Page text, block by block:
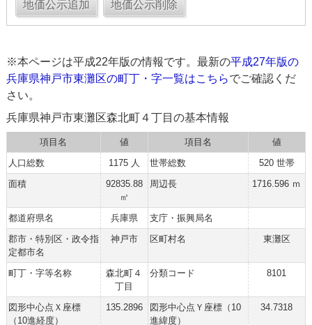
※本ページは平成22年版の情報です。最新の平成27年版の
兵庫県神戸市東灘区の町丁・字一覧はこちらでご確認くだ
さい。
兵庫県神戸市東灘区森北町４丁目の基本情報
項目名 値 項目名
値
人口総数
1175 人 世帯総数
520 世帯
面積
92835.88
㎡
周辺長 1716.596 ｍ
都道府県名 兵庫県
支庁・振興局名
郡市・特別区・政令指
定都市名
神戸市 区町村名 東灘区
町丁・字等名称
森北町４
丁目
分類コード 8101
図形中心点Ｘ座標
（10進経度）
135.2896
図形中心点Ｙ座標（10
進緯度）
34.7318